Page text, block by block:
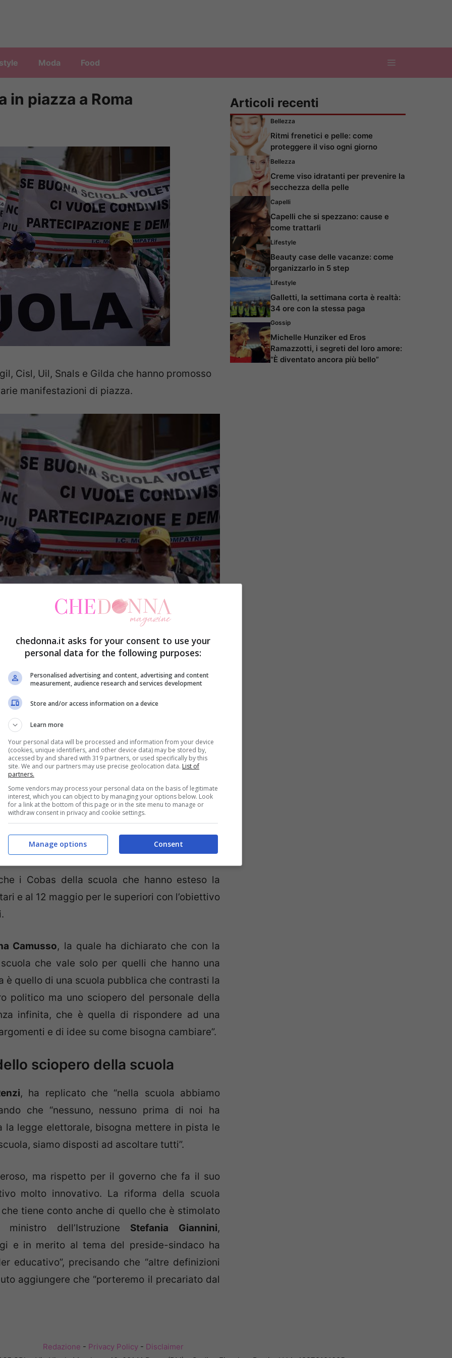
Moda Food
in piazza a Roma
Cisl, Uil, Snals e Gilda che hanno promosso
manifestazioni di piazza.
sfilato oltre 100 mila persone al corteo
non solo i docenti, ma anche il personale
progetto del governo per la scuola e contro i
scolastici.
Uil, Snals e Gilda, a cui hanno partecipato
contestava il progetto del governo per la
attribuiti ai dirigenti scolastici.
tutti gli insegnanti precari, almeno 150.000,
il rinnovo del contratto di settore, fermo da 7
i Cobas della scuola che hanno esteso la
e al 12 maggio per le superiori con l’obiettivo
Camusso, la quale ha dichiarato che con la
che vale solo per quelli che hanno una
è quello di una scuola pubblica che contrasti la
politico ma uno sciopero del personale della
infinita, che è quella di rispondere ad una
e di idee su come bisogna cambiare”.
sciopero della scuola
, ha replicato che “nella scuola abbiamo
che “nessuno, nessuno prima di noi ha
legge elettorale, bisogna mettere in pista le
siamo disposti ad ascoltare tutti”.
ma rispetto per il governo che fa il suo
molto innovativo. La riforma della scuola
tiene conto anche di quello che è stimolato
dell’Istruzione Stefania Giannini,
e in merito al tema del preside-sindaco ha
educativo”, precisando che “altre definizioni
aggiungere che “porteremo il precariato dal
Articoli recenti
Bellezza
Ritmi frenetici e pelle: come
proteggere il viso ogni giorno
Bellezza
Creme viso idratanti per prevenire la
secchezza della pelle
Capelli
Capelli che si spezzano: cause e
come trattarli
Lifestyle
Beauty case delle vacanze: come
organizzarlo in 5 step
Lifestyle
Galletti, la settimana corta è realtà:
34 ore con la stessa paga
Gossip
Michelle Hunziker ed Eros
Ramazzotti, i segreti del loro amore:
“È diventato ancora più bello”
Redazione - Privacy Policy- Disclaimer
chedonna.it asks for your consent to use your
personal data for the following purposes:
Personalised advertising and content, advertising and content
measurement, audience research and services development
Store and/or access information on a device
Learn more
Your personal data will be processed and information from your device
(cookies, unique identifiers, and other device data) may be stored by,
accessed by and shared with 319 partners, or used specifically by this
site. We and our partners may use precise geolocation data. List of
partners.
Some vendors may process your personal data on the basis of legitimate
interest, which you can object to by managing your options below. Look
for a link at the bottom of this page or in the site menu to manage or
withdraw consent in privacy and cookie settings.
Consent
Manage options